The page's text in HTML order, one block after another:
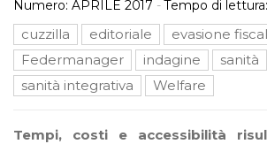
Numero: APRILE 2017 -Tempo di lettura:
cuzzilla editoriale
evasione
Federmanager
indagine
sanità
sanità integrativa
Welfare
Tempi, costi e accessibilità